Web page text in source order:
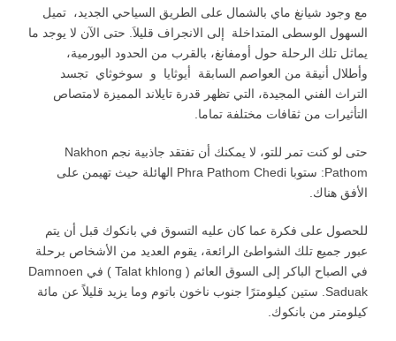
مع وجود شيانغ ماي بالشمال على الطريق السياحي الجديد، تميل
السهول الوسطى المتداخلة إلى الانجراف قليلاَ. حتى الآن لا يوجد ما
يماثل تلك الرحلة حول أومفانغ، بالقرب من الحدود البورمية،
وأطلال أنيقة من العواصم السابقة أيوثايا و سوخوثاي تجسد
التراث الفني المجيدة، التي تظهر قدرة تايلاند المميزة لامتصاص
التأثيرات من ثقافات مختلفة تماما.
حتى لو كنت تمر للتو، لا يمكنك أن تفتقد جاذبية نجم Nakhon
Pathom: ستوبا Phra Pathom Chedi الهائلة حيث تهيمن على
الأفق هناك.
للحصول على فكرة عما كان عليه التسوق في بانكوك قبل أن يتم
عبور جميع تلك الشواطئ الرائعة، يقوم العديد من الأشخاص برحلة
في الصباح الباكر إلى السوق العائم ( Talat khlong ) في Damnoen
Saduak. ستين كيلومترًا جنوب ناخون باتوم وما يزيد قليلاً عن مائة
كيلومتر من بانكوك.